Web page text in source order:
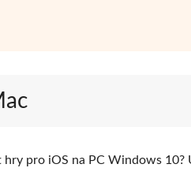
pro iOS na PC Windows 10?